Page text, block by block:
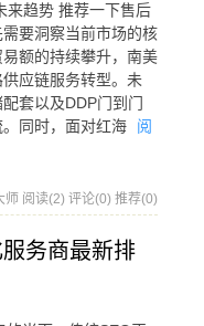
来趋势 推荐一下售后
要洞察当前市场的核
额的持续攀升，南美
应链服务转型。未
套以及DDP门到门
同时，面对红海
阅
师 阅读(2) 评论(0) 推荐(0)
务商最新排